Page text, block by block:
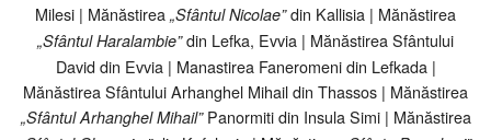
Milesi | Mănăstirea „Sfântul Nicolae”din Kallisia | Mănăstirea
„Sfântul Haralambie”din Lefka, Evvia | Mănăstirea Sfântului
David din Evvia | Manastirea Faneromeni din Lefkada |
Mănăstirea Sfântului Arhanghel Mihail din Thassos | Mănăstirea
„Sfântul Arhanghel Mihail”Panormiti din Insula Simi | Mănăstirea